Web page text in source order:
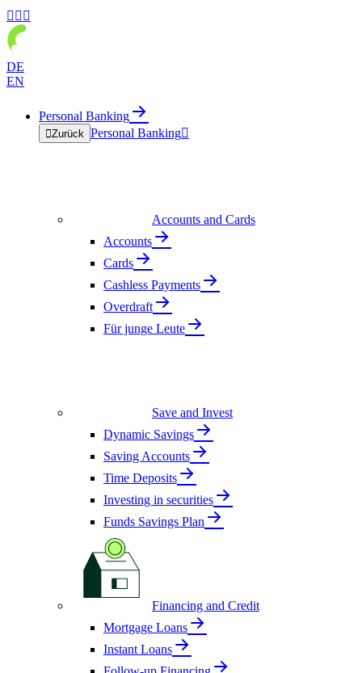
  
DE
EN
Personal Banking
Zurück Personal Banking
Accounts and Cards
Accounts
Cards
Cashless Payments
Overdraft
Für junge Leute
Save and Invest
Dynamic Savings
Saving Accounts
Time Deposits
Investing in securities
Funds Savings Plan
Financing and Credit
Mortgage Loans
Instant Loans